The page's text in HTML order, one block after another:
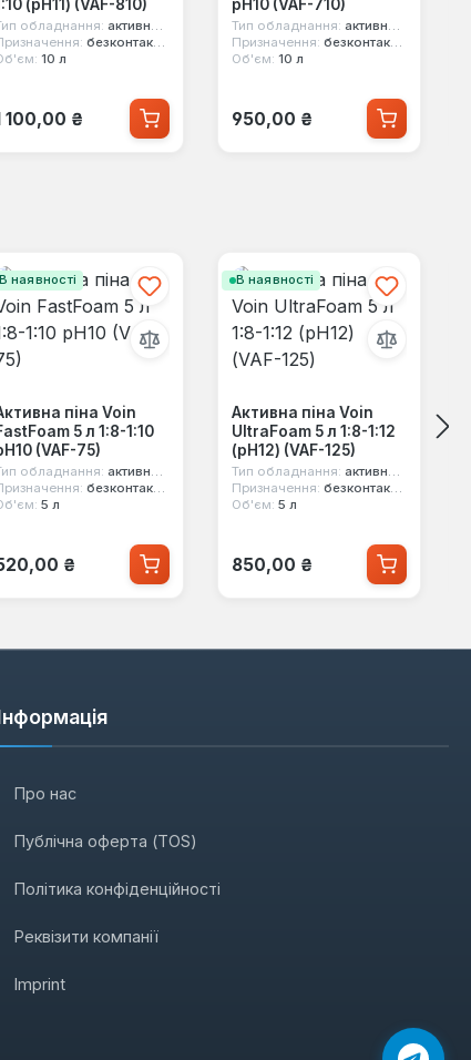
(pH11) (VAF-810)
обладнання: активна піна
безконтактне миття
10 л
ціна:
100,00 ₴
pH10 (VAF-710)
Тип обладнання: активна піна
Призначення: безконтактне миття
Об'єм: 10 л
Звичайна ціна:
950,00 ₴
наявності
піна Voin
5 л 1:8-1:10
(VAF-75)
обладнання: активна піна
безконтактне миття
5 л
ціна:
₴
В наявності
Активна піна Voin
UltraFoam 5 л 1:8-1:12
(pH12) (VAF-125)
Тип обладнання: активна піна
Призначення: безконтактне миття
Об'єм: 5 л
Звичайна ціна:
850,00 ₴
Про нас
Публічна оферта (TOS)
Політика конфіденційності
Реквізити компанії
Imprint